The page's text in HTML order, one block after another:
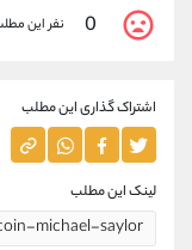
0 نفر این
اشتراک گذاری این مطلب
لینک این مطلب